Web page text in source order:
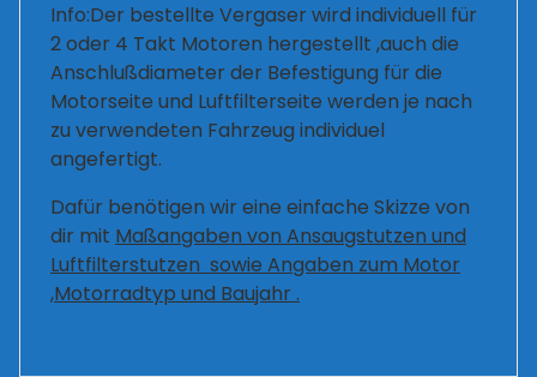
Info:Der bestellte Vergaser wird individuell für
2 oder 4 Takt Motoren hergestellt ,auch die
Anschlußdiameter der Befestigung für die
Motorseite und Luftfilterseite werden je nach
zu verwendeten Fahrzeug individuel
angefertigt.
Dafür benötigen wir eine einfache Skizze von
dir mit Maßangaben von Ansaugstutzen und
Luftfilterstutzen sowie Angaben zum Motor
,Motorradtyp und Baujahr .